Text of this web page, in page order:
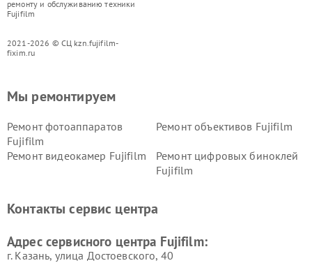
ремонту и обслуживанию техники
Fujifilm
2021-2026 © СЦ kzn.fujifilm-
fixim.ru
Мы ремонтируем
Ремонт фотоаппаратов
Fujifilm
Ремонт объективов Fujifilm
Ремонт видеокамер Fujifilm
Ремонт цифровых биноклей
Fujifilm
Контакты сервис центра
Адрес сервисного центра Fujifilm:
г. Казань, улица Достоевского, 40